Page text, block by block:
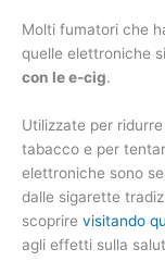
Molti fumatori che
quelle elettroniche
con le e-cig.
Utilizzate per
tabacco e per
elettroniche sono
dalle sigarette
scoprire visitando
agli effetti sulla